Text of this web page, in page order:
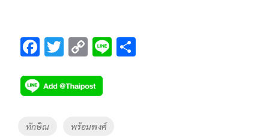
F
e
b
o
T
tt
er
C
p
y
Li
Li
Tags
ทักษิณ พร้อมพงศ์